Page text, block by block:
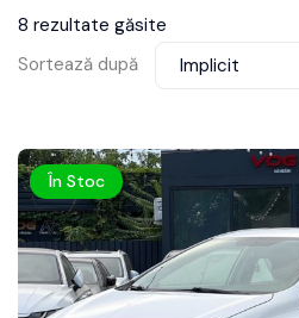
8 rezultate găsite
Sortează după
Implicit
În Stoc